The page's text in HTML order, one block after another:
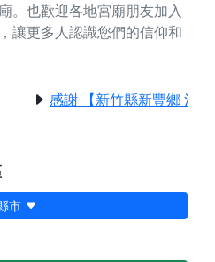
。 也歡迎各地宮廟朋友加入
讓更多人認識您們的信仰和
感謝 【新竹縣新豐鄉 池
市